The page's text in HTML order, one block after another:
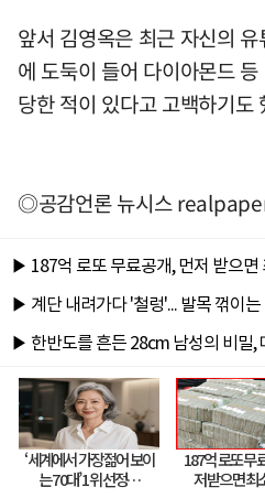
앞서 김영옥은 최근 자신의
에 도둑이 들어 다이아몬드
당한 적이 있다고 고백하기도
◎공감언론 뉴시스